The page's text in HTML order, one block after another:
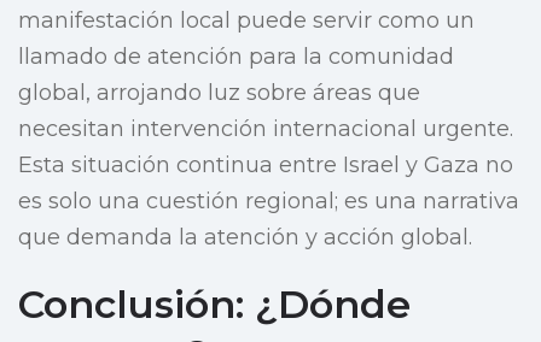
manifestación local puede servir como un
llamado de atención para la comunidad
global, arrojando luz sobre áreas que
necesitan intervención internacional urgente.
Esta situación continua entre Israel y Gaza no
es solo una cuestión regional; es una narrativa
que demanda la atención y acción global.
Conclusión: ¿Dónde